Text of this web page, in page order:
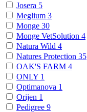
Josera 5
Meglium 3
Monge 30
Monge VetSolution 4
Natura Wild 4
Natures Protection 35
OAK'S FARM 4
ONLY 1
Optimanova 1
Orijen 1
Pedigree 9